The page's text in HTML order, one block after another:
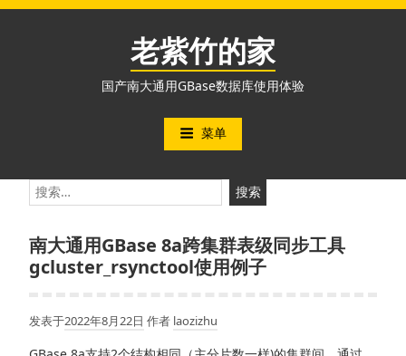
跳
老紫竹的家
国产南大通用GBase数据库使用体验
菜单
搜
索：
南大通用GBase 8a跨集群表级同步工具
gcluster_rsynctool使用例子
发表于2022年8月22日 作者 laozizhu